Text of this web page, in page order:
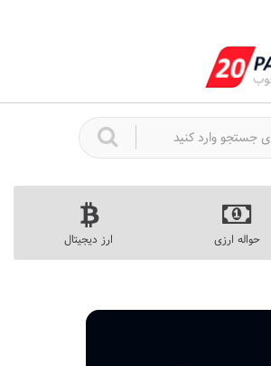
حواله ارزی ارز دیجیتال